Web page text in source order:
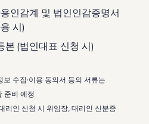
인감계 및 법인인감증명서
시)
본 (법인대표 신청 시)
수집·이용 동의서 등의 서류는
준비 예정
리인 신청 시 위임장, 대리인 신분증